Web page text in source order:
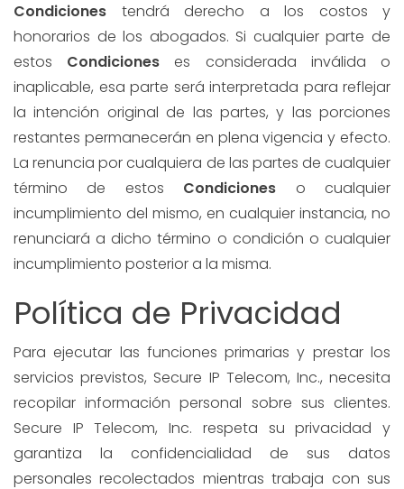
Condiciones tendrá derecho a los costos y
honorarios de los abogados. Si cualquier parte de
estos Condiciones es considerada inválida o
inaplicable, esa parte será interpretada para reflejar
la intención original de las partes, y las porciones
restantes permanecerán en plena vigencia y efecto.
La renuncia por cualquiera de las partes de cualquier
término de estos Condiciones o cualquier
incumplimiento del mismo, en cualquier instancia, no
renunciará a dicho término o condición o cualquier
incumplimiento posterior a la misma.
Política de Privacidad
Para ejecutar las funciones primarias y prestar los
servicios previstos, Secure IP Telecom, Inc., necesita
recopilar información personal sobre sus clientes.
Secure IP Telecom, Inc. respeta su privacidad y
garantiza la confidencialidad de sus datos
personales recolectados mientras trabaja con sus